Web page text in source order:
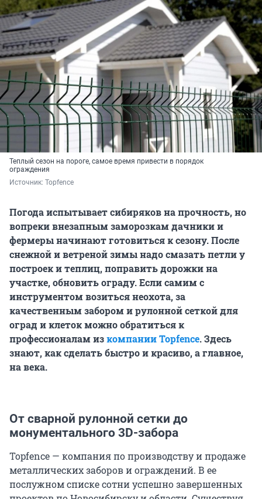
Теплый сезон на пороге, самое время привести в порядок
ограждения
Источник: Topfence
Погода испытывает сибиряков на прочность, но
вопреки внезапным заморозкам дачники и
фермеры начинают готовиться к сезону. После
снежной и ветреной зимы надо смазать петли у
построек и теплиц, поправить дорожки на
участке, обновить ограду. Если самим с
инструментом возиться неохота, за
качественным забором и рулонной сеткой для
оград и клеток можно обратиться к
профессионалам изкомпании Topfence. Здесь
знают, как сделать быстро и красиво, а главное,
на века.
От сварной рулонной сетки до
монументального 3D-забора
Topfence — компания по производству и продаже
металлических заборов и ограждений. В ее
послужном списке сотни успешно завершенных